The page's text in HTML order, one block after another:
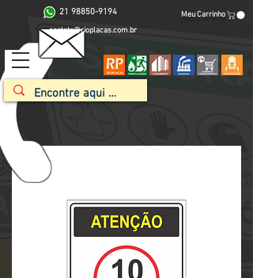
21 98850-9194
contato@rioplacas.com.br
Meu Carrinho